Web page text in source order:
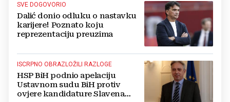
SVE DOGOVORIO
Dalić donio odluku o nastavku
karijere! Poznato koju
reprezentaciju preuzima
ISCRPNO OBRAZLOŽILI RAZLOGE
HSP BiH podnio apelaciju
Ustavnom sudu BiH protiv
ovjere kandidature Slavena